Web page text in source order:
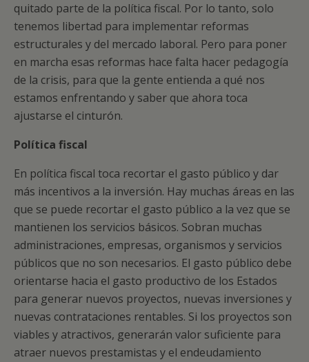
quitado parte de la política fiscal. Por lo tanto, solo
tenemos libertad para implementar reformas
estructurales y del mercado laboral. Pero para poner
en marcha esas reformas hace falta hacer pedagogía
de la crisis, para que la gente entienda a qué nos
estamos enfrentando y saber que ahora toca
ajustarse el cinturón.
Política fiscal
En política fiscal toca recortar el gasto público y dar
más incentivos a la inversión. Hay muchas áreas en las
que se puede recortar el gasto público a la vez que se
mantienen los servicios básicos. Sobran muchas
administraciones, empresas, organismos y servicios
públicos que no son necesarios. El gasto público debe
orientarse hacia el gasto productivo de los Estados
para generar nuevos proyectos, nuevas inversiones y
nuevas contrataciones rentables. Si los proyectos son
viables y atractivos, generarán valor suficiente para
atraer nuevos prestamistas y el endeudamiento